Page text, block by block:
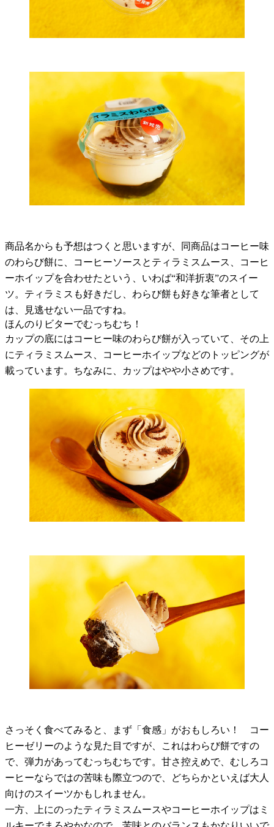
商品名からも予想はつくと思いますが、同商品はコーヒー味
のわらび餅に、コーヒーソースとティラミスムース、コーヒ
ーホイップを合わせたという、いわば“和洋折衷”のスイー
ツ。ティラミスも好きだし、わらび餅も好きな筆者として
は、見逃せない一品ですね。
ほんのりビターでむっちむち！
カップの底にはコーヒー味のわらび餅が入っていて、その上
にティラミスムース、コーヒーホイップなどのトッピングが
載っています。ちなみに、カップはやや小さめです。
さっそく食べてみると、まず「食感」がおもしろい！ コー
ヒーゼリーのような見た目ですが、これはわらび餅ですの
で、弾力があってむっちむちです。甘さ控えめで、むしろコ
ーヒーならではの苦味も際立つので、どちらかといえば大人
向けのスイーツかもしれません。
一方、上にのったティラミスムースやコーヒーホイップはミ